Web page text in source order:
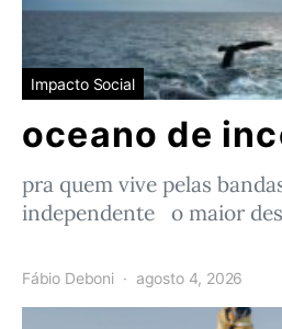
Impacto Social
oceano de
pra quem vive pelas
independente o maior
Fábio Deboni agosto 4, 2026